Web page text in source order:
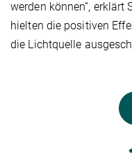
werden können“,
hielten die positiven
die Lichtquelle